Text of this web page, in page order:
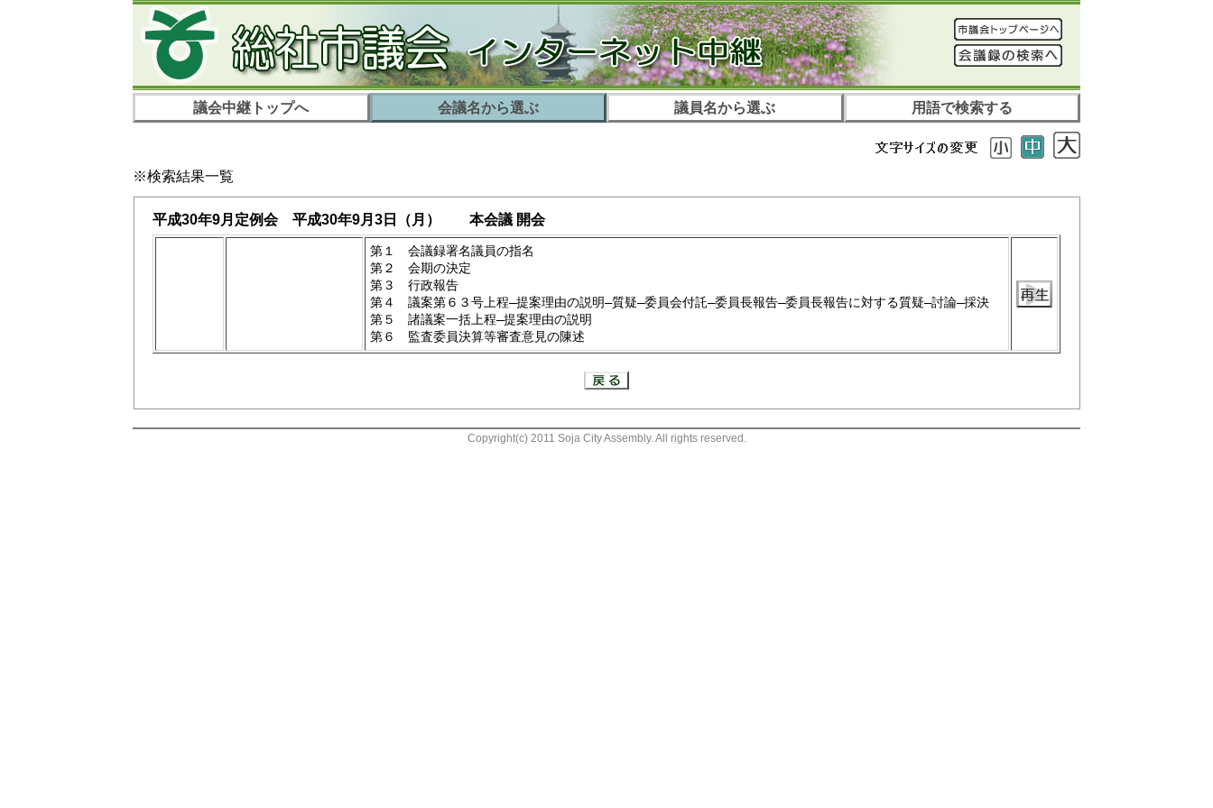
議会中継トップへ 会議名から選ぶ 議員名から選ぶ 用語で検索する
※検索結果一覧
平成30年9月定例会 平成30年9月3日 （月） 本会議 開会
第１ 会議録署名議員の指名
第２ 会期の決定
第３ 行政報告
第４ 議案第６３号上程―提案理由の説明―質疑―委員会付託―委員長報告―委員長報告に対する質疑―討論―採決
第５ 諸議案一括上程―提案理由の説明
第６ 監査委員決算等審査意見の陳述
Copyright(c) 2011 Soja City Assembly. All rights reserved.